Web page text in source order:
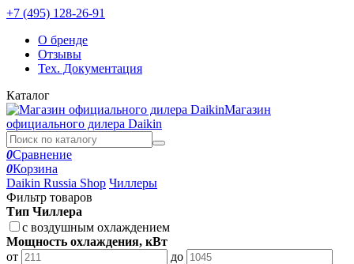
+7 (495) 128-26-91
О бренде
Отзывы
Тех. Документация
Каталог
Магазин
официального дилера Daikin
0Сравнение
0Корзина
Daikin Russia Shop Чиллеры
Фильтр товаров
Тип Чиллера
с воздушным охлаждением
Мощность охлаждения, кВт
от
до